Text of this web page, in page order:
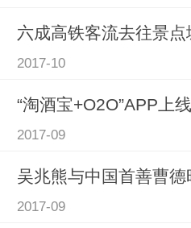
六成高铁客流去往景点
2017-10
“淘酒宝+O2O”APP上
2017-09
吴兆熊与中国首善曹
2017-09